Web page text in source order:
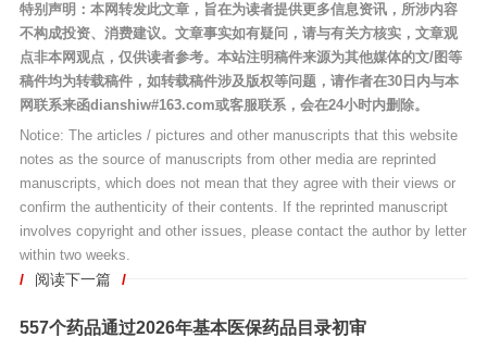
特别声明：本网转发此文章，旨在为读者提供更多信息资讯，所涉内容
不构成投资、消费建议。文章事实如有疑问，请与有关方核实，文章观
点非本网观点，仅供读者参考。本站注明稿件来源为其他媒体的文/图等
稿件均为转载稿件，如转载稿件涉及版权等问题，请作者在30日内与本
网联系来函dianshiw#163.com或客服联系，会在24小时内删除。
Notice: The articles / pictures and other manuscripts that this website
notes as the source of manuscripts from other media are reprinted
manuscripts, which does not mean that they agree with their views or
confirm the authenticity of their contents. If the reprinted manuscript
involves copyright and other issues, please contact the author by letter
within two weeks.
/ 阅读下一篇 /
557个药品通过2026年基本医保药品目录初审